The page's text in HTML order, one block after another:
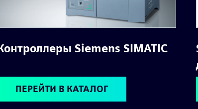
Siemens SIMATIC
ПЕРЕЙТИ В КАТАЛОГ